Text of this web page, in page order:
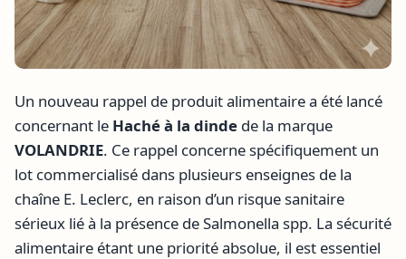
Un nouveau rappel de produit alimentaire a été lancé
concernant le Haché à la dinde de la marque
VOLANDRIE. Ce rappel concerne spécifiquement un
lot commercialisé dans plusieurs enseignes de la
chaîne E. Leclerc, en raison d’un risque sanitaire
sérieux lié à la présence de Salmonella spp. La sécurité
alimentaire étant une priorité absolue, il est essentiel